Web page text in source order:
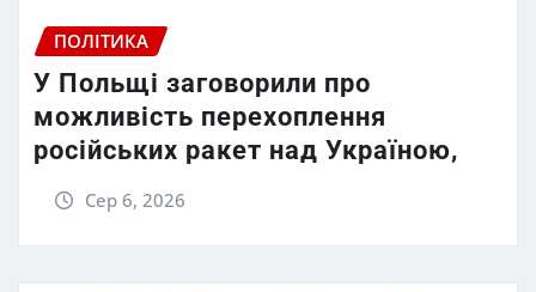
ПОЛІТИКА
У Польщі заговорили про
можливість перехоплення
російських ракет над Україною,
Сер 6, 2026